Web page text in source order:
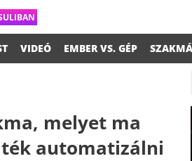
VIDEÓ EMBER VS. GÉP
melyet ma
automatizálni